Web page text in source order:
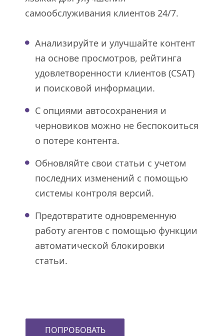
самообслуживания клиентов 24/7.
Анализируйте и улучшайте контент
на основе просмотров, рейтинга
удовлетворенности клиентов (CSAT)
и поисковой информации.
С опциями автосохранения и
черновиков можно не беспокоиться
о потере контента.
Обновляйте свои статьи с учетом
последних изменений с помощью
системы контроля версий.
Предотвратите одновременную
работу агентов с помощью функции
автоматической блокировки
статьи.
ПОПРОБОВАТЬ